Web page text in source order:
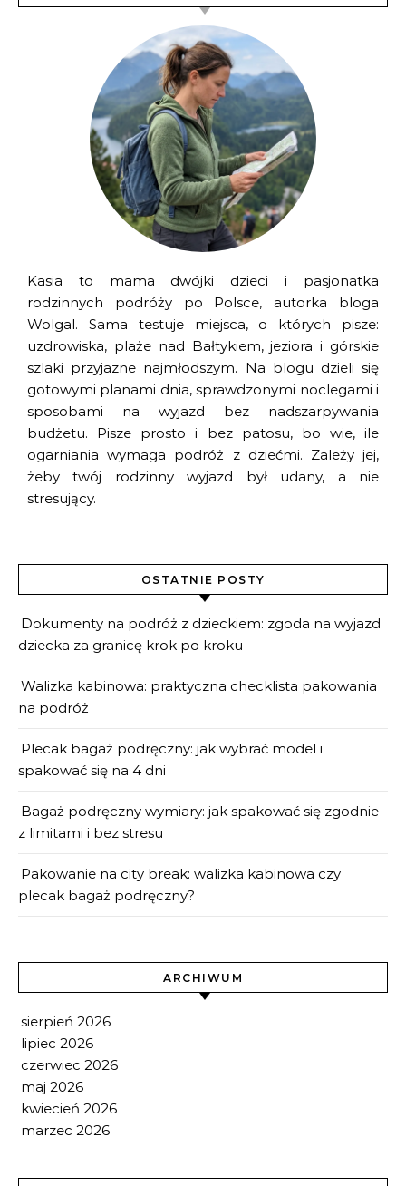
Kasia to mama dwójki dzieci i pasjonatka
rodzinnych podróży po Polsce, autorka bloga
Wolgal. Sama testuje miejsca, o których pisze:
uzdrowiska, plaże nad Bałtykiem, jeziora i górskie
szlaki przyjazne najmłodszym. Na blogu dzieli się
gotowymi planami dnia, sprawdzonymi noclegami i
sposobami na wyjazd bez nadszarpywania
budżetu. Pisze prosto i bez patosu, bo wie, ile
ogarniania wymaga podróż z dziećmi. Zależy jej,
żeby twój rodzinny wyjazd był udany, a nie
stresujący.
OSTATNIE POSTY
Dokumenty na podróż z dzieckiem: zgoda na wyjazd
dziecka za granicę krok po kroku
Walizka kabinowa: praktyczna checklista pakowania
na podróż
Plecak bagaż podręczny: jak wybrać model i
spakować się na 4 dni
Bagaż podręczny wymiary: jak spakować się zgodnie
z limitami i bez stresu
Pakowanie na city break: walizka kabinowa czy
plecak bagaż podręczny?
ARCHIWUM
sierpień 2026
lipiec 2026
czerwiec 2026
maj 2026
kwiecień 2026
marzec 2026